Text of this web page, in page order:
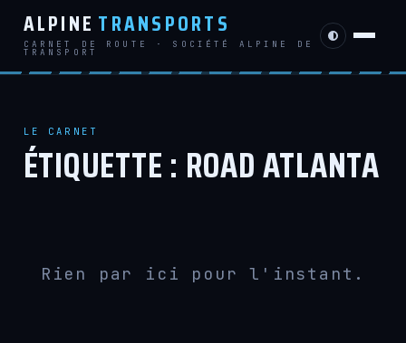
ALPINE TRANSPORTS
CARNET DE ROUTE · SOCIÉTÉ ALPINE DE
TRANSPORT
LE CARNET
ÉTIQUETTE : ROAD ATLANTA
Rien par ici pour l'instant.